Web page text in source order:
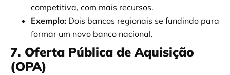
competitiva, com mais recursos.
Exemplo: Dois bancos regionais se fundindo para
formar um novo banco nacional.
7. Oferta Pública de Aquisição
(OPA)